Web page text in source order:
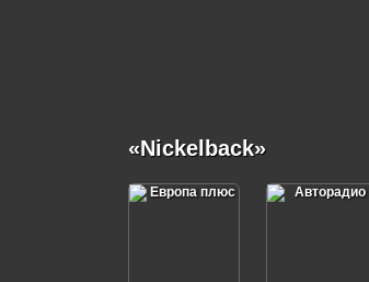
«Nickelback»